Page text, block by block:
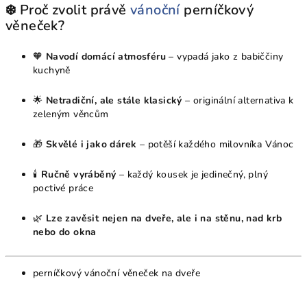
❄️ Proč zvolit právě vánočníperníčkový
věneček?
🧡 Navodí domácí atmosféru – vypadá jako z babiččiny
kuchyně
🌟 Netradiční, ale stále klasický – originální alternativa k
zeleným věncům
🎁 Skvělé i jako dárek – potěší každého milovníka Vánoc
🕯 Ručně vyráběný – každý kousek je jedinečný, plný
poctivé práce
🌿 Lze zavěsit nejen na dveře, ale i na stěnu, nad krb
nebo do okna
perníčkový vánoční věneček na dveře